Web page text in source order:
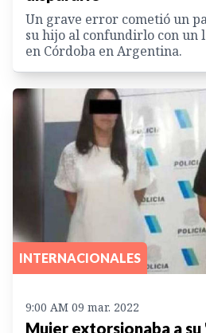
Un grave error cometió un
su hijo al confundirlo con un
en Córdoba en Argentina.
INTERNACIONALES
9:00 AM 09 mar. 2022
Mujer extorsionaba a